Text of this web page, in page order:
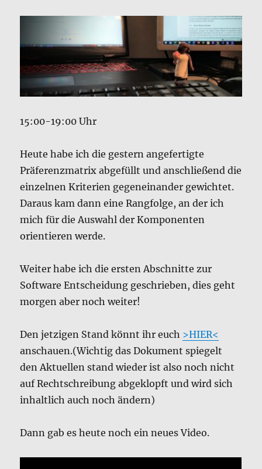
15:00-19:00 Uhr
Heute habe ich die gestern angefertigte
Präferenzmatrix abgefüllt und anschließend die
einzelnen Kriterien gegeneinander gewichtet.
Daraus kam dann eine Rangfolge, an der ich
mich für die Auswahl der Komponenten
orientieren werde.
Weiter habe ich die ersten Abschnitte zur
Software Entscheidung geschrieben, dies geht
morgen aber noch weiter!
Den jetzigen Stand könnt ihr euch >HIER<
anschauen.(Wichtig das Dokument spiegelt
den Aktuellen stand wieder ist also noch nicht
auf Rechtschreibung abgeklopft und wird sich
inhaltlich auch noch ändern)
Dann gab es heute noch ein neues Video.